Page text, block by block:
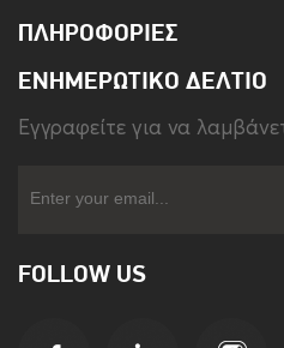
ΠΛΗΡΟΦΟΡΊΕΣ
ΕΝΗΜΕΡΩΤΙΚΌ ΔΕΛΤΊΟ
Eγγραφείτε για να
FOLLOW US